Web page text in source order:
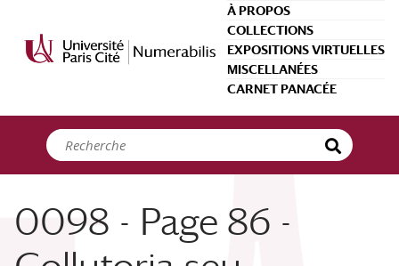
À PROPOS
COLLECTIONS
EXPOSITIONS VIRTUELLES
MISCELLANÉES
CARNET PANACÉE
0098 - Page 86 -